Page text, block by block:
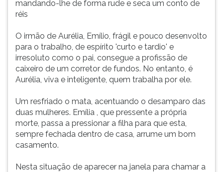
mandando-lhe de forma rude e seca um conto de
réis
O irmão de Aurélia, Emílio, frágil e pouco desenvolto
para o trabalho, de espírito 'curto e tardio' e
irresoluto como o pai, consegue a profissão de
caixeiro de um corretor de fundos. No entanto, é
Aurélia, viva e inteligente, quem trabalha por ele.
Um resfriado o mata, acentuando o desamparo das
duas mulheres. Emília , que pressente a própria
morte, passa a pressionar a filha para que esta,
sempre fechada dentro de casa, arrume um bom
casamento.
Nesta situação de aparecer na janela para chamar a